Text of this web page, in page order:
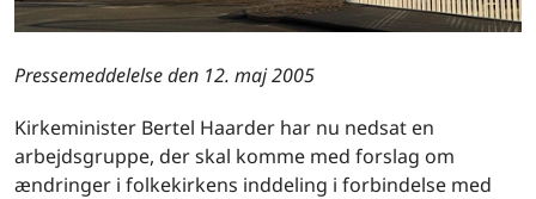
Pressemeddelelse den 12. maj 2005
Kirkeminister Bertel Haarder har nu nedsat en
arbejdsgruppe, der skal komme med forslag om
ændringer i folkekirkens inddeling i forbindelse med